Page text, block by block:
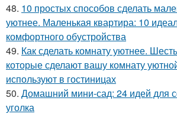
48. 10 простых способов сделать
уютнее. Маленькая квартира: 10
комфортного обустройства
49. Как сделать комнату уютнее.
которые сделают вашу комнату
используют в гостиницах
50. Домашний мини-сад: 24 идей для
уголка